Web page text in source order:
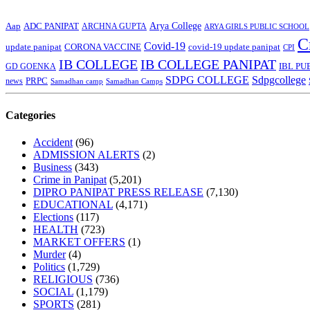
Aap ADC PANIPAT ARCHNA GUPTA Arya College ARYA GIRLS PUBLIC SCHOOL
update panipat CORONA VACCINE Covid-19 covid-19 update panipat CPI
GD GOENKA IB COLLEGEIB COLLEGE PANIPAT IBL
news PRPC Samadhan camp Samadhan Camps SDPG COLLEGE Sdpgcollege
Categories
Accident (96)
ADMISSION ALERTS (2)
Business (343)
Crime in Panipat (5,201)
DIPRO PANIPAT PRESS RELEASE (7,130)
EDUCATIONAL (4,171)
Elections (117)
HEALTH (723)
MARKET OFFERS (1)
Murder(4)
Politics (1,729)
RELIGIOUS (736)
SOCIAL (1,179)
SPORTS (281)